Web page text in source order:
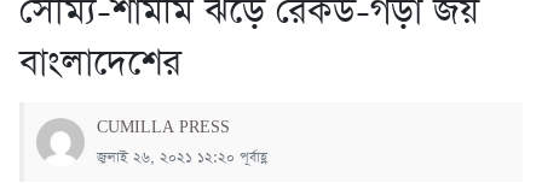
সৌম্য-শামীম ঝড়ে রেকর্ড-গড়া জয়
বাংলাদেশের
CUMILLA PRESS
জুলাই ২৬, ২০২১ ১২:২০ পূর্বাহ্ণ